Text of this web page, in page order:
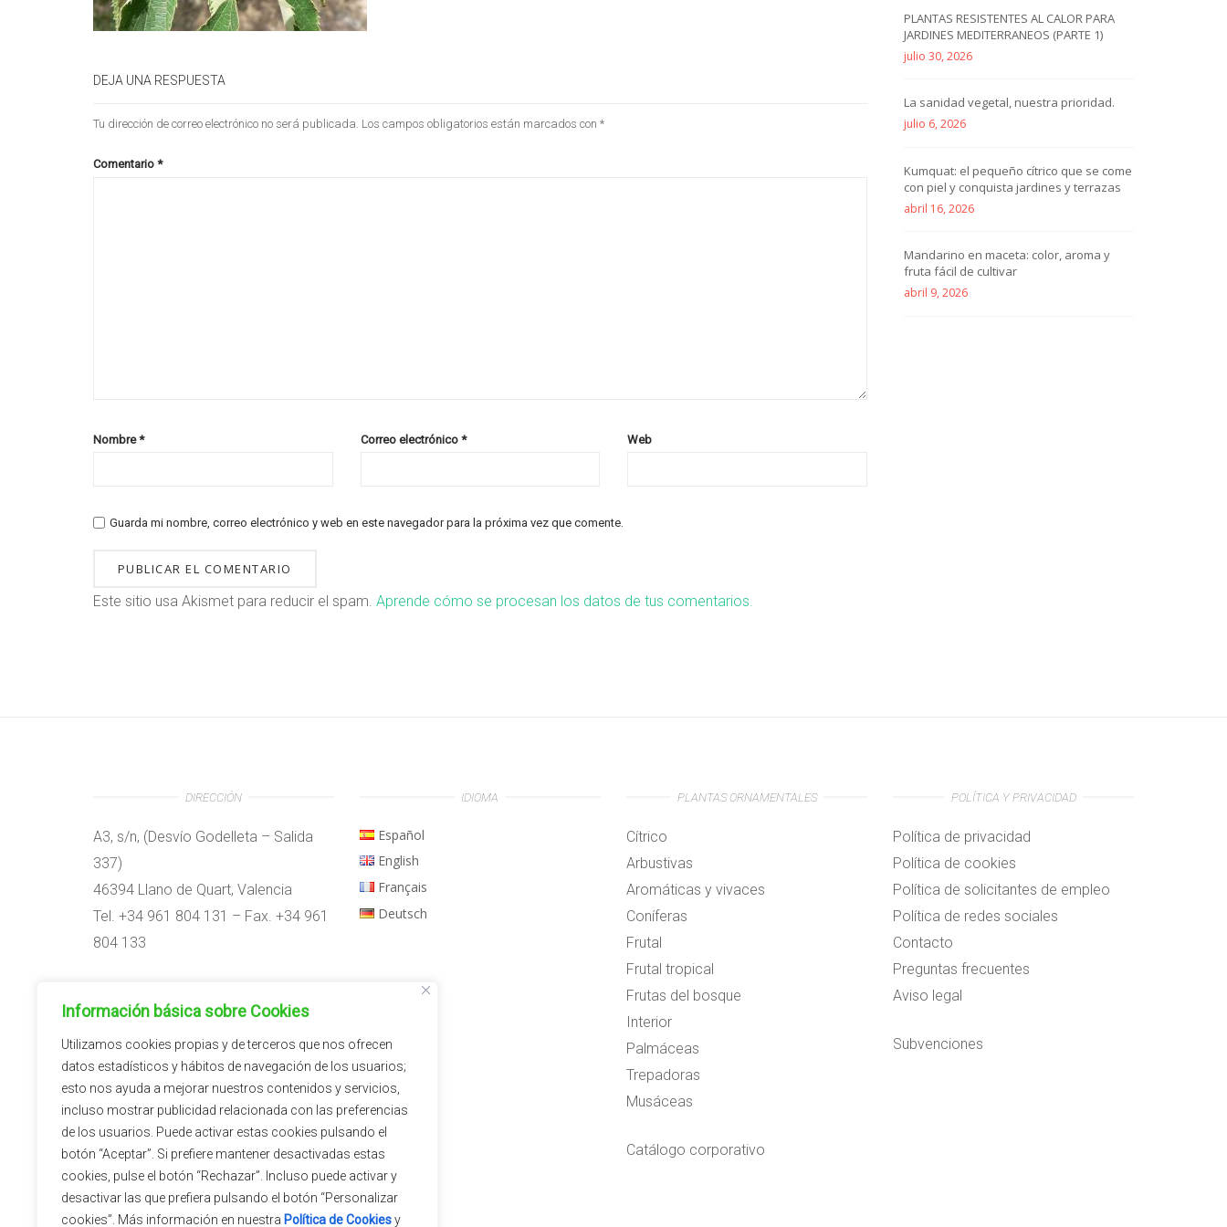
Información básica sobre Cookies
Utilizamos cookies propias y de terceros que nos ofrecen
datos estadísticos y hábitos de navegación de los usuarios;
esto nos ayuda a mejorar nuestros contenidos y servicios,
incluso mostrar publicidad relacionada con las preferencias
de los usuarios. Puede activar estas cookies pulsando el
botón “Aceptar”. Si prefiere mantener desactivadas estas
cookies, pulse el botón “Rechazar”. Incluso puede activar y
desactivar las que prefiera pulsando el botón “Personalizar
cookies”. Más información en nuestra Política de Cookiesy
DEJA UNA RESPUESTA
Tu dirección de correo electrónico no será publicada. Los campos obligatorios están marcados con *
Comentario *
Nombre* Correo electrónico * Web
Guarda mi nombre, correo electrónico y web en este navegador para la próxima vez que comente.
Este sitio usa Akismet para reducir el spam. Aprende cómo se procesan los datos de tus comentarios.
PLANTAS RESISTENTES AL CALOR PARA
JARDINES MEDITERRANEOS (PARTE 1)
julio 30, 2026
La sanidad vegetal, nuestra prioridad.
julio 6, 2026
Kumquat: el pequeño cítrico que se come
con piel y conquista jardines y terrazas
abril 16, 2026
Mandarino en maceta: color, aroma y
fruta fácil de cultivar
abril 9, 2026
DIRECCIÓN
A3, s/n, (Desvío Godelleta – Salida
337)
46394 Llano de Quart, Valencia
Tel. +34 961 804 131 – Fax. +34 961
804 133
09:00h – 14:00h
15:00h – 18:00h
IDIOMA
Español
English
Français
Deutsch
PLANTAS ORNAMENTALES
Cítrico
Arbustivas
Aromáticas y vivaces
Coníferas
Frutal
Frutal tropical
Frutas del bosque
Interior
Palmáceas
Trepadoras
Musáceas
Catálogo corporativo
POLÍTICA Y PRIVACIDAD
Política de privacidad
Política de cookies
Política de solicitantes de empleo
Política de redes sociales
Contacto
Preguntas frecuentes
Aviso legal
Subvenciones